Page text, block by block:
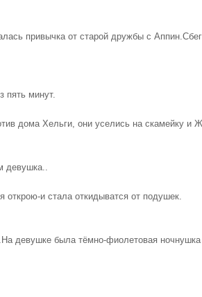
привычка от старой дружбы с
пять минут.
дома Хельги, они уселись на скамейку и
девушка..
открою-и стала откидыватся от подушек.
девушке была тёмно-фиолетовая